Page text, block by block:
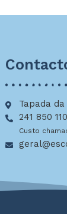
Tapada
241 850 110
Custo